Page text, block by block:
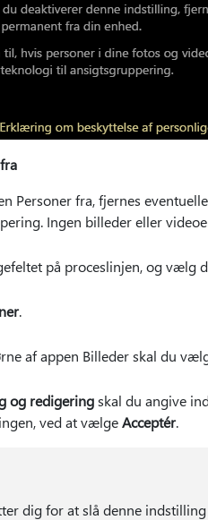
Personer fra, fjernes
Ingen billeder eller
på proceslinjen, og vælg
.
af appen Billeder skal du
og redigeringskal du angive
ved at vælgeAcceptér.
dig for at slå denne